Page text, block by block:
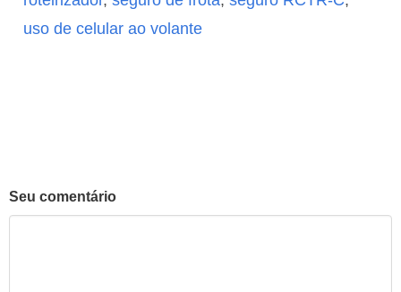
uso de celular ao volante
Seu comentário